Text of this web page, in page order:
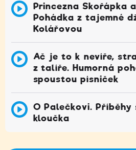
Princezna Skořápka
Pohádka z tajemné
Kolářovou
Ač je to k nevíře,
z talíře. Humorná
spoustou písniček
O Palečkovi. Příběhy
kloučka